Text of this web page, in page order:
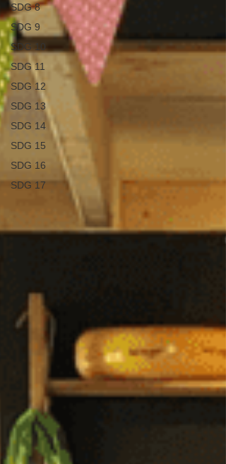
SDG 8
SDG 9
SDG 10
SDG 11
SDG 12
SDG 13
SDG 14
SDG 15
SDG 16
SDG 17